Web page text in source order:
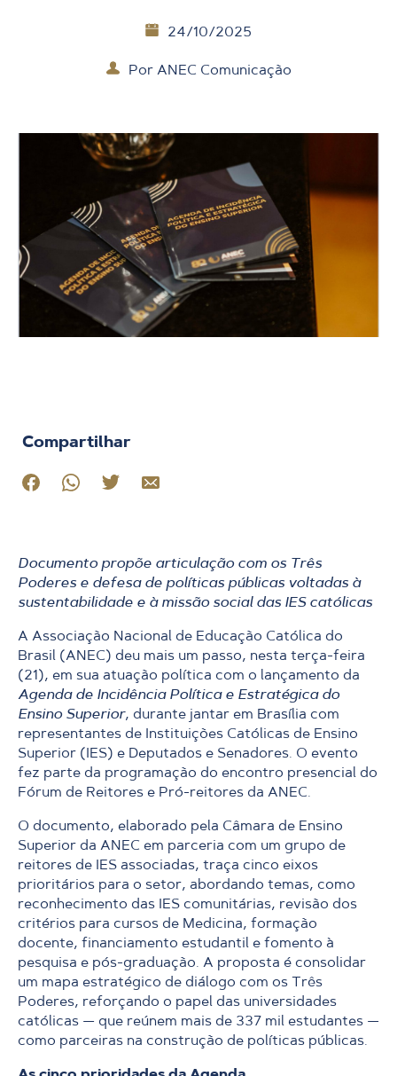
24/10/2025
PorANEC Comunicação
Compartilhar
Documento propõe articulação com os Três
Poderes e defesa de políticas públicas voltadas à
sustentabilidade e à missão social das IES católicas
A Associação Nacional de Educação Católica do
Brasil (ANEC) deu mais um passo, nesta terça-feira
(21), em sua atuação política com o lançamento da
Agenda de Incidência Política e Estratégica do
Ensino Superior, durante jantar em Brasília com
representantes de Instituições Católicas de Ensino
Superior (IES) e Deputados e Senadores. O evento
fez parte da programação do encontro presencial do
Fórum de Reitores e Pró-reitores da ANEC.
O documento, elaborado pela Câmara de Ensino
Superior da ANEC em parceria com um grupo de
reitores de IES associadas, traça cinco eixos
prioritários para o setor, abordando temas, como
reconhecimento das IES comunitárias, revisão dos
critérios para cursos de Medicina, formação
docente, financiamento estudantil e fomento à
pesquisa e pós-graduação. A proposta é consolidar
um mapa estratégico de diálogo com os Três
Poderes, reforçando o papel das universidades
católicas — que reúnem mais de 337 mil estudantes —
como parceiras na construção de políticas públicas.